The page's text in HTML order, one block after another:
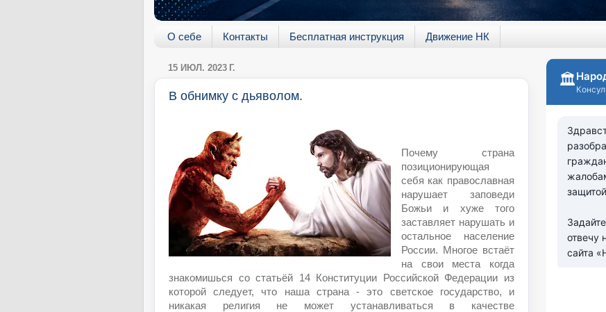
О себе Контакты Бесплатная инструкция Движение НК
15 ИЮЛ. 2023 Г.
В обнимку с дьяволом.
Почему страна
позиционирующая
себя как православная
нарушает заповеди
Божьи и хуже того
заставляет нарушать и
остальное население
России. Многое встаёт
на свои места когда
знакомишься со статьёй 14 Конституции Российской Федерации из
которой следует, что наша страна - это светское государство, и
никакая религия не может устанавливаться в качестве